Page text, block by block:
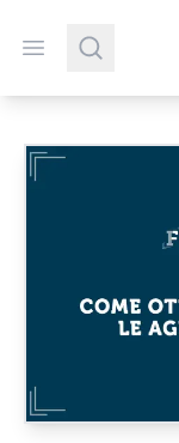
Open menu